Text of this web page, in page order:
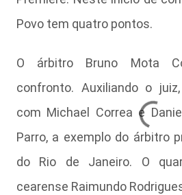
Povo tem quatro pontos.
O árbitro Bruno Mota
confronto. Auxiliando o
com Michael Correa e
Parro, a exemplo do árbitro
do Rio de Janeiro. O
cearense Raimundo